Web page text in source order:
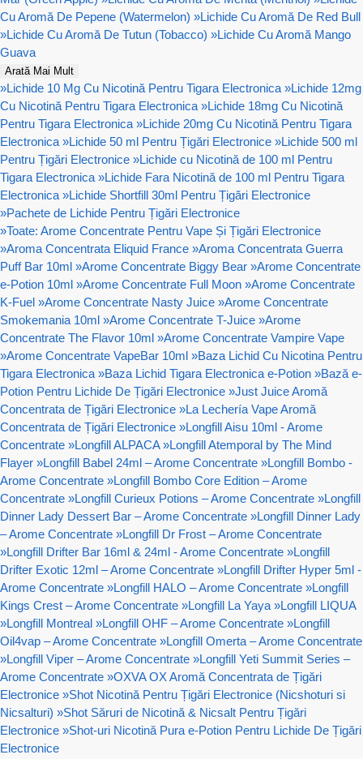
Cu Aromă De Pepene (Watermelon) »Lichide Cu Aromă De Red Bull
»Lichide Cu Aromă De Tutun (Tobacco) »Lichide Cu Aromă Mango
Guava
Arată Mai Mult
»Lichide 10 Mg Cu Nicotină Pentru Tigara Electronica »Lichide 12mg
Cu Nicotină Pentru Tigara Electronica »Lichide 18mg Cu Nicotină
Pentru Tigara Electronica »Lichide 20mg Cu Nicotină Pentru Tigara
Electronica »Lichide 50 ml Pentru Țigări Electronice »Lichide 500 ml
Pentru Țigări Electronice »Lichide cu Nicotină de 100 ml Pentru
Tigara Electronica »Lichide Fara Nicotină de 100 ml Pentru Tigara
Electronica »Lichide Shortfill 30ml Pentru Țigări Electronice
»Pachete de Lichide Pentru Țigări Electronice
»Toate: Arome Concentrate Pentru Vape Și Țigări Electronice
»Aroma Concentrata Eliquid France »Aroma Concentrata Guerra
Puff Bar 10ml »Arome Concentrate Biggy Bear »Arome Concentrate
e-Potion 10ml »Arome Concentrate Full Moon »Arome Concentrate
K-Fuel »Arome Concentrate Nasty Juice »Arome Concentrate
Smokemania 10ml »Arome Concentrate T-Juice »Arome
Concentrate The Flavor 10ml »Arome Concentrate Vampire Vape
»Arome Concentrate VapeBar 10ml »Baza Lichid Cu Nicotina Pentru
Tigara Electronica »Baza Lichid Tigara Electronica e-Potion »Bază e-
Potion Pentru Lichide De Țigări Electronice »Just Juice Aromă
Concentrata de Țigări Electronice »La Lechería Vape Aromă
Concentrata de Țigări Electronice »Longfill Aisu 10ml - Arome
Concentrate »Longfill ALPACA »Longfill Atemporal by The Mind
Flayer »Longfill Babel 24ml – Arome Concentrate »Longfill Bombo -
Arome Concentrate »Longfill Bombo Core Edition – Arome
Concentrate »Longfill Curieux Potions – Arome Concentrate »Longfill
Dinner Lady Dessert Bar – Arome Concentrate »Longfill Dinner Lady
– Arome Concentrate »Longfill Dr Frost – Arome Concentrate
»Longfill Drifter Bar 16ml & 24ml - Arome Concentrate »Longfill
Drifter Exotic 12ml – Arome Concentrate »Longfill Drifter Hyper 5ml -
Arome Concentrate »Longfill HALO – Arome Concentrate »Longfill
Kings Crest – Arome Concentrate »Longfill La Yaya »Longfill LIQUA
»Longfill Montreal »Longfill OHF – Arome Concentrate »Longfill
Oil4vap – Arome Concentrate »Longfill Omerta – Arome Concentrate
»Longfill Viper – Arome Concentrate »Longfill Yeti Summit Series –
Arome Concentrate »OXVA OX Aromă Concentrata de Țigări
Electronice »Shot Nicotină Pentru Țigări Electronice (Nicshoturi si
Nicsalturi) »Shot Săruri de Nicotină & Nicsalt Pentru Țigări
Electronice »Shot-uri Nicotină Pura e-Potion Pentru Lichide De Țigări
Electronice